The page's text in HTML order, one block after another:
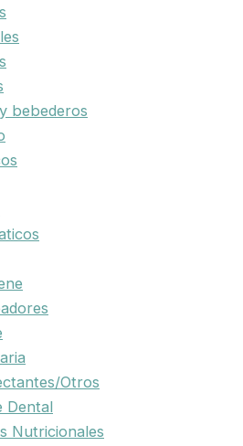
bebederos
Otros
Dental
Nutricionales